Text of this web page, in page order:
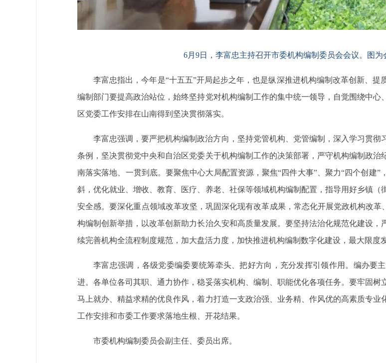
6月9日，李富忠主持召开市委机构编制委员会会议。图
李富忠指出，今年是“十五五”开局起步之年，也是纵深推进机构编制改革创新、
编制部门要提高政治站位，始终坚持党对机构编制工作的集中统一领导，自觉围绕中
区党委工作安排在山南得到坚决贯彻落实。
李富忠强调，要严把机构编制政治方向，坚持党管机构、党管编制，深入学习贯
条例，坚决贯彻党中央和自治区党委关于机构编制工作的决策部署，严守机构编制政
南落实落地、一贯到底。要聚焦中心大局配置资源，聚焦“四件大事”、聚力“四个创建
斜，优化就业、增收、教育、医疗、养老、社保等领域机构编制配置，指导用好乡镇（
安全感。要深化重点领域改革攻坚，巩固深化现有改革成果，常态化开展党政机构改
构编制创新举措，以改革创新助力长治久安和高质量发展。要坚持法治化规范化建设
续完善机构全流程制度规范，加大盘活力度，加快推进机构编制数字化建设，最大限度
李富忠强调，各级党委编委要统筹牵头、把好方向，充分发挥引领作用。编办要
进。各单位各司其职、通力协作，稳妥落实机构、编制、职能优化各项任务。要牢固树
马上就办、精益求精的优良作风，着力打造一支政治强、业务精、作风优的高素质专
工作安排和市委工作要求落地生根、开花结果。
市委机构编制委员会副主任、委员出席。